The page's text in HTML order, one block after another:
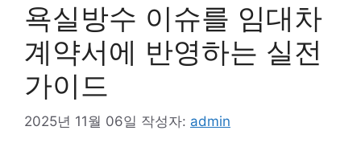
욕실방수 이슈를 임대차
계약서에 반영하는 실전
가이드
2025년 11월 06일 작성자: admin